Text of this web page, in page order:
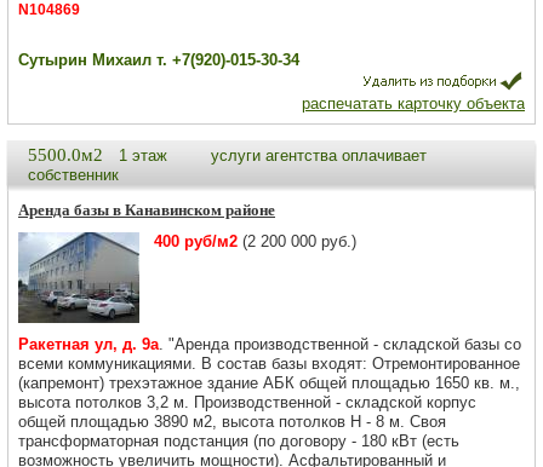
N104869
Сутырин Михаил т. +7(920)-015-30-34
распечатать карточку объекта
5500.0м2 1 этаж
услуги агентства оплачивает
собственник
Аренда базы в Канавинском районе
400 руб/м2 (2 200 000 руб.)
Ракетная ул, д. 9а. "Аренда производственной - складской базы со
всеми коммуникациями. В состав базы входят: Отремонтированное
(капремонт) трехэтажное здание АБК общей площадью 1650 кв. м.,
высота потолков 3,2 м. Производственной - складской корпус
общей площадью 3890 м2, высота потолков H - 8 м. Своя
трансформаторная подстанция (по договору - 180 кВт (есть
возможность увеличить мощности). Асфальтированный и